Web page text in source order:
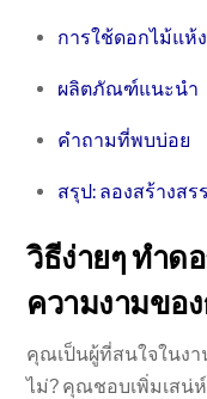
การใช้ดอกไม้แห้
ผลิตภัณฑ์แนะนำ
คำถามที่พบบ่อย
สรุป: ลองสร้างส
วิธีง่ายๆ ทำด
ความงามขอ
คุณเป็นผู้ที่สนใจในง
ไม่? คุณชอบเพิ่มเสน่